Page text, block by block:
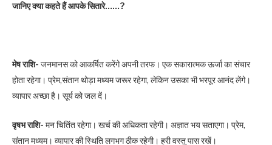
जानिए क्या कहते हैं आपके सितारे……?
मेष राशि- जनमानस को आकर्षित करेंगे अपनी तरफ। एक सकारात्मक ऊर्जा का संचार
होता रहेगा। प्रेम,संतान थोड़ा मध्यम जरूर रहेगा, लेकिन उसका भी भरपूर आनंद लेंगे।
व्यापार अच्छा है। सूर्य को जल दें।
वृषभ राशि- मन चितिंत रहेगा। खर्च की अधिकता रहेगी। अज्ञात भय सताएगा। प्रेम,
संतान मध्यम। व्यापार की स्थिति लगभग ठीक रहेगी। हरी वस्तु पास रखें।